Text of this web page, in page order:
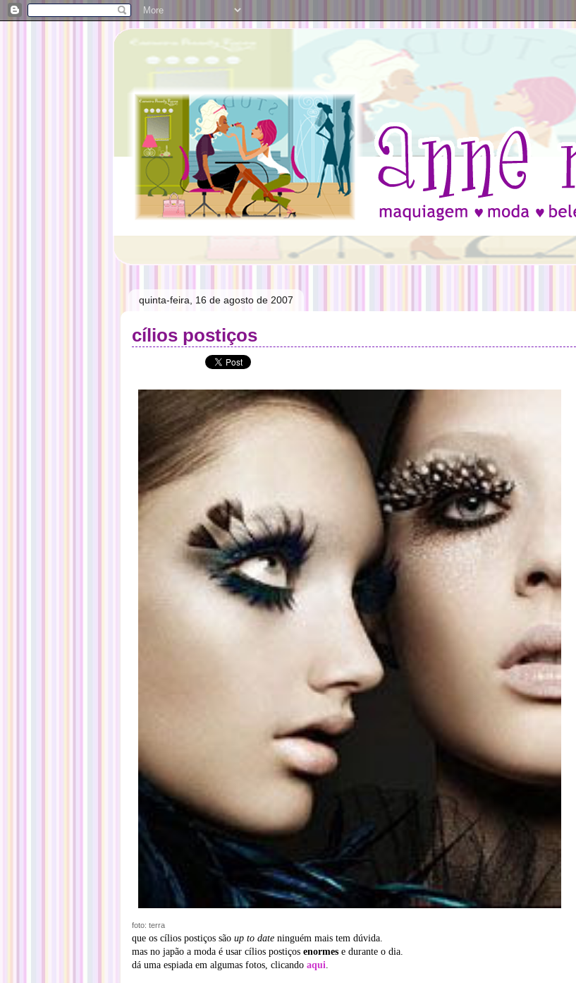
quinta-feira, 16 de agosto de 2007
cílios postiços
foto: terra
que os cílios postiços são up to date ninguém mais tem dúvida.
mas no japão a moda é usar cílios postiços enormes e durante o dia.
dá uma espiada em algumas fotos, clicando aqui.